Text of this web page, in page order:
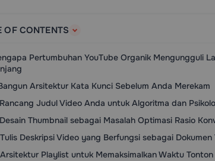
OF CONTENTS
Pertumbuhan YouTube Organik Mengungguli
Arsitektur Kata Kunci Sebelum Anda Merekam
Judul Video Anda untuk Algoritma dan
Thumbnail sebagai Masalah Optimasi Rasio
Deskripsi Video yang Berfungsi sebagai Dokumen
Playlist untuk Memaksimalkan Waktu Tonton